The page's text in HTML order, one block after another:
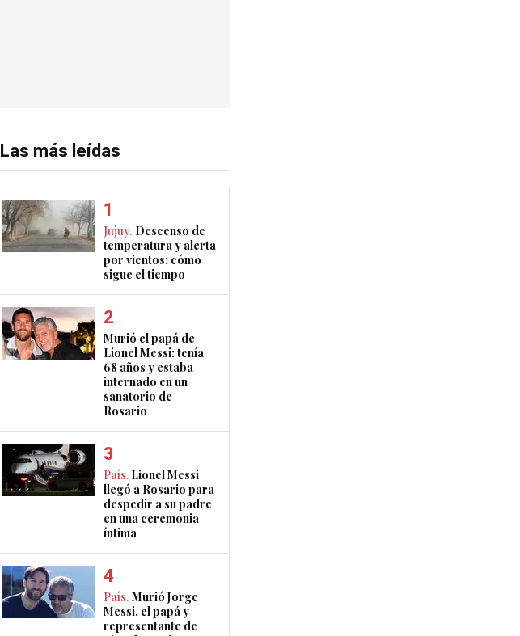
Las más leídas
Jujuy. Descenso de
temperatura y alerta
por vientos: cómo
sigue el tiempo
Murió el papá de
Lionel Messi: tenía
68 años y estaba
internado en un
sanatorio de
Rosario
País. Lionel Messi
llegó a Rosario para
despedir a su padre
en una ceremonia
íntima
País. Murió Jorge
Messi, el papá y
representante de